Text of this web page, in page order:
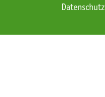
Datenschutz